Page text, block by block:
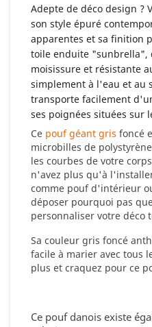
Adepte de déco design ?
son style épuré
apparentes et sa finition
toile enduite "sunbrella",
moisissure et résistante
simplement à l'eau et au
transporte facilement
ses poignées situées sur
Ce pouf géant gris foncé
microbilles de
les courbes de votre
n'avez plus qu'à
comme pouf d'intérieur
déposer pourquoi pas
personnaliser votre déco
Sa couleur gris foncé
facile à marier avec tous
plus et craquez pour ce
Ce pouf danois existe